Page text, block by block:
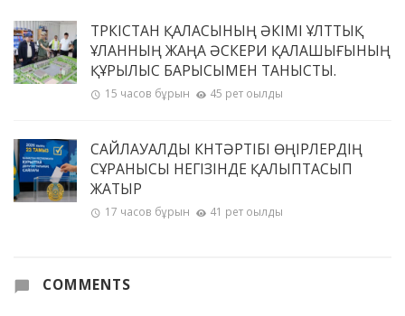
ТҮРКІСТАН ҚАЛАСЫНЫҢ ӘКІМІ ҰЛТТЫҚ
ҰЛАННЫҢ ЖАҢА ӘСКЕРИ ҚАЛАШЫҒЫНЫҢ
ҚҰРЫЛЫС БАРЫСЫМЕН ТАНЫСТЫ.
15 часов бұрын 45 рет оқылды
САЙЛАУАЛДЫ КҮНТӘРТІБІ ӨҢІРЛЕРДІҢ
СҰРАНЫСЫ НЕГІЗІНДЕ ҚАЛЫПТАСЫП
ЖАТЫР
17 часов бұрын 41 рет оқылды
COMMENTS